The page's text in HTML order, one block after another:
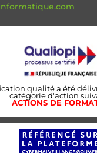
qualité a été
catégorie d'action
ACTIONS DE